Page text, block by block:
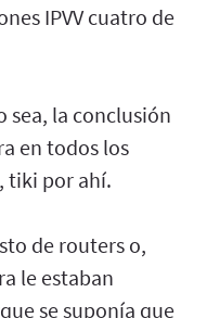
IPVV cuatro de
sea, la conclusión
en todos los
tiki por ahí.
de routers o,
le estaban
se suponía que